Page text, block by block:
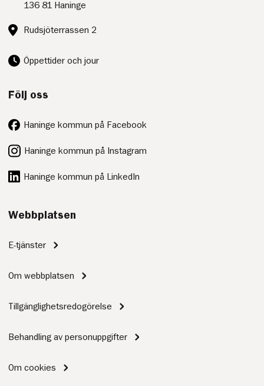
136 81 Haninge
Besöksadress:
Rudsjöterrassen 2
Öppettider och jour
Följ oss
Haninge kommun på Facebook
Haninge kommun på Instagram
Haninge kommun på LinkedIn
Webbplatsen
E-tjänster
Om webbplatsen
Tillgänglighetsredogörelse
Behandling av personuppgifter
Om cookies